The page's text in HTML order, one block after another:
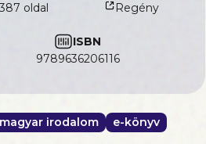
Saint Martins University of the
Hete szekciójában volt, ahol
vagyok arccal előre a harmadik
ahogy szeretetért sóvárognak.
figyelmet és szeretet
oldal
Regény
ISBN
9789636206116
irodalom e-könyv